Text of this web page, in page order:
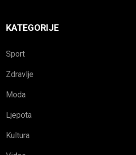
KATEGORIJE
Sport
Zdravlje
Moda
Ljepota
Kultura